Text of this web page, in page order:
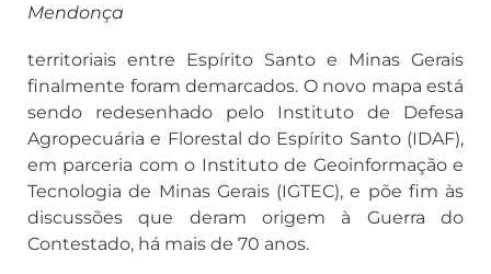
Mendonça
territoriais entre Espírito Santo e Minas Gerais
finalmente foram demarcados. O novo mapa está
sendo redesenhado pelo Instituto de Defesa
Agropecuária e Florestal do Espírito Santo (IDAF),
em parceria com o Instituto de Geoinformação e
Tecnologia de Minas Gerais (IGTEC), e põe fim às
discussões que deram origem à Guerra do
Contestado, há mais de 70 anos.